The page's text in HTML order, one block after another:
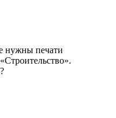
нужны печати